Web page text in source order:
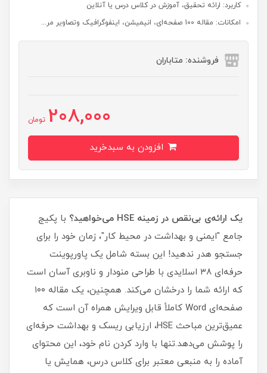
کاربرد: ارائه تحقیق، آموزش در کلاس درس یا آنلاین
امکانات: مقاله 100 صفحه‌ای، انیمیشن، اینفوگرافیک وتصاویر مر...
فروشنده: متاباران
208,000 تومان
یک ارائه‌ی بی‌نقص در زمینه HSE می‌خواهید؟
با پکیج
جامع "ایمنی و بهداشت در محیط کار"، زمان خود را برای
جستجو هدر ندهید! این بسته شامل یک پاورپوینت
حرفه‌ای ۳۸ اسلایدی با طراحی منودار و ناوبری آسان است
که ارائه شما را درخشان می‌کند. همچنین، یک مقاله ۱۰۰
صفحه‌ای Word کاملاً قابل ویرایش همراه آن است که
عمیق‌ترین مباحث HSE، ارزیابی ریسک و بهداشت حرفه‌ای
را پوشش می‌دهد.تنها با وارد کردن نام خود، این محتوای
آماده را به منبعی معتبر برای کلاس درس، همایش یا